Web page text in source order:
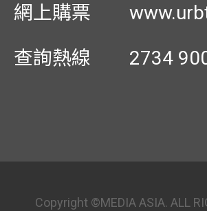
網上購票
查詢熱線
2734
Copyright ©MEDIA ASIA. ALL